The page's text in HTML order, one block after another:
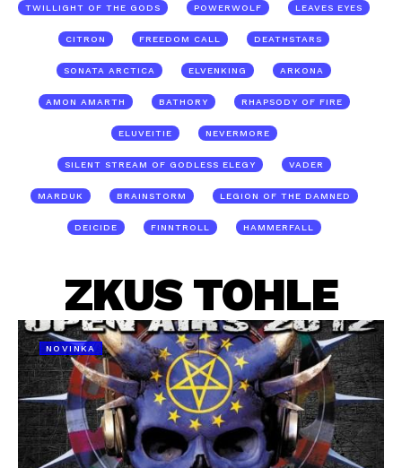
TWILLIGHT OF THE GODS POWERWOLF LEAVES EYES
CITRON FREEDOM CALL DEATHSTARS
SONATA ARCTICA ELVENKING ARKONA
AMON AMARTH BATHORY RHAPSODY OF FIRE
ELUVEITIE NEVERMORE
SILENT STREAM OF GODLESS ELEGY VADER
MARDUK BRAINSTORM LEGION OF THE DAMNED
DEICIDE FINNTROLL HAMMERFALL
ZKUS TOHLE
NOVINKA